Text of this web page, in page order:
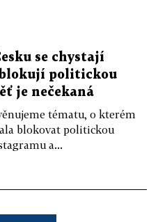
se chystají
politickou
je nečekaná
tématu, o kterém
blokovat politickou
a...